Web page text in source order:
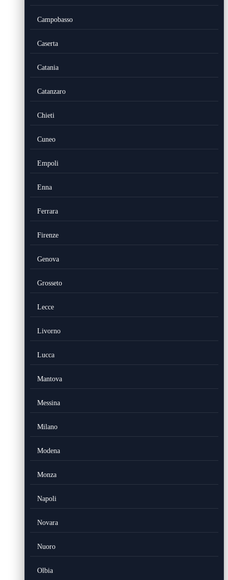
Campobasso
Caserta
Catania
Catanzaro
Chieti
Cuneo
Empoli
Enna
Ferrara
Firenze
Genova
Grosseto
Lecce
Livorno
Lucca
Mantova
Messina
Milano
Modena
Monza
Napoli
Novara
Nuoro
Olbia